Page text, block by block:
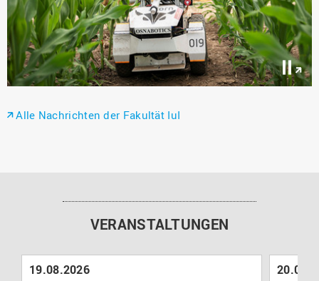
Pause
Alle Nachrichten der Fakultät IuI
VERANSTALTUNGEN
19.08.2026